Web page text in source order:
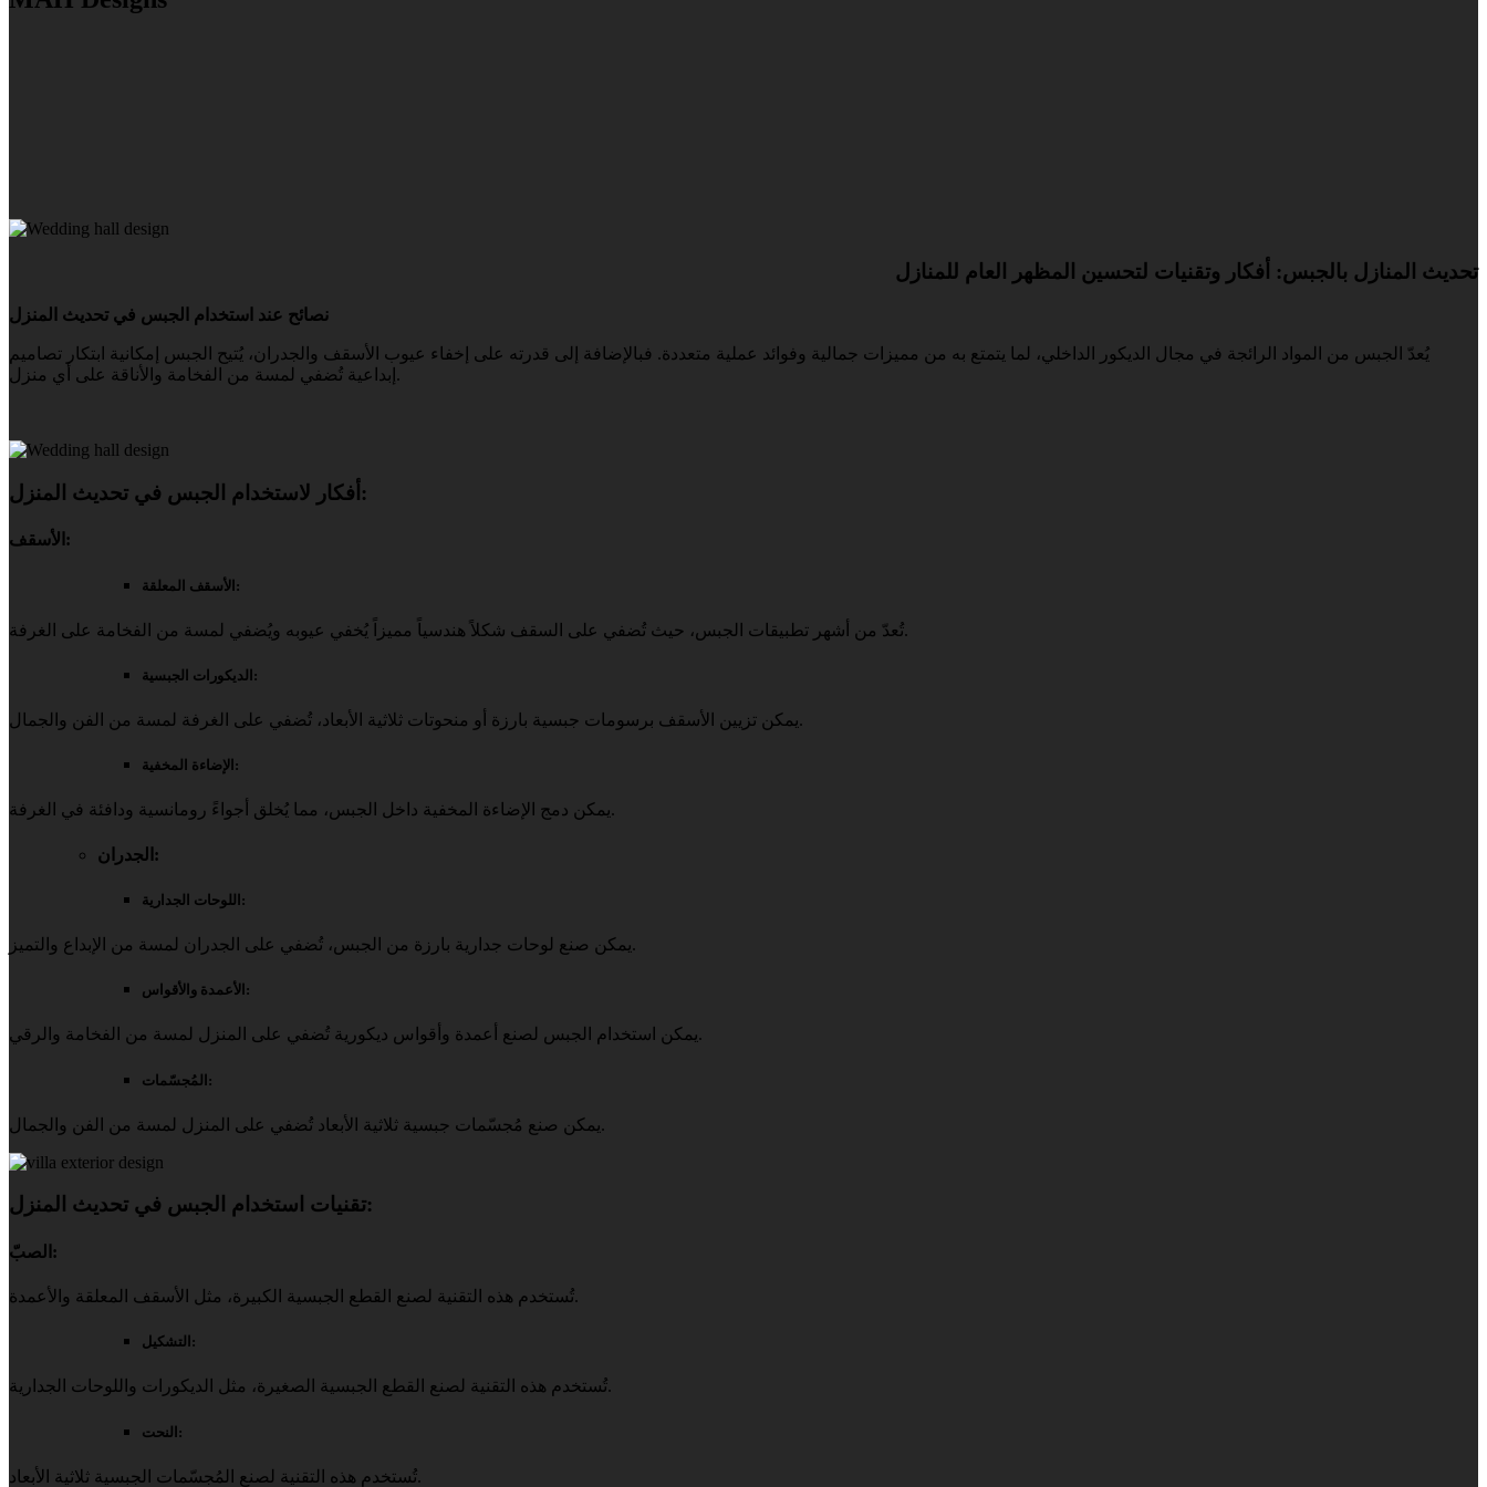
تحديث المنازل بالجبس: أفكار وتقنيات لتحسين المظهر العام للمنازل
نصائح عند استخدام الجبس في تحديث المنزل
يُعدّ الجبس من المواد الرائجة في مجال الديكور الداخلي، لما يتمتع به من مميزات جمالية وفوائد عملية متعددة. فبالإضافة إلى قدرته على إخفاء عيوب الأسقف والجدران، يُتيح الجبس إمكانية ابتكار تصاميم
إبداعية تُضفي لمسة من الفخامة والأناقة على أي منزل.
أفكار لاستخدام الجبس في تحديث المنزل:
الأسقف:
الأسقف المعلقة:
تُعدّ من أشهر تطبيقات الجبس، حيث تُضفي على السقف شكلاً هندسياً مميزاً يُخفي عيوبه ويُضفي لمسة من الفخامة على الغرفة.
الديكورات الجبسية:
يمكن تزيين الأسقف برسومات جبسية بارزة أو منحوتات ثلاثية الأبعاد، تُضفي على الغرفة لمسة من الفن والجمال.
الإضاءة المخفية:
يمكن دمج الإضاءة المخفية داخل الجبس، مما يُخلق أجواءً رومانسية ودافئة في الغرفة.
الجدران:
اللوحات الجدارية:
يمكن صنع لوحات جدارية بارزة من الجبس، تُضفي على الجدران لمسة من الإبداع والتميز.
الأعمدة والأقواس:
يمكن استخدام الجبس لصنع أعمدة وأقواس ديكورية تُضفي على المنزل لمسة من الفخامة والرقي.
المُجسّمات:
يمكن صنع مُجسّمات جبسية ثلاثية الأبعاد تُضفي على المنزل لمسة من الفن والجمال.
تقنيات استخدام الجبس في تحديث المنزل:
الصبّ:
تُستخدم هذه التقنية لصنع القطع الجبسية الكبيرة، مثل الأسقف المعلقة والأعمدة.
التشكيل:
تُستخدم هذه التقنية لصنع القطع الجبسية الصغيرة، مثل الديكورات واللوحات الجدارية.
النحت:
تُستخدم هذه التقنية لصنع المُجسّمات الجبسية ثلاثية الأبعاد.